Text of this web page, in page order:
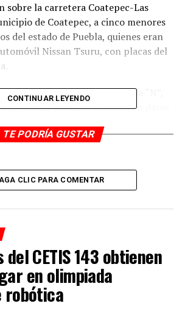
sobre la carretera Coatepec-Las
de Coatepec, a cinco menores
del estado de Puebla, quienes eran
Nissan Tsuru, con placas del
Martín “N” y Herminia “N”,
presencia policiaca intentaron darse
lo que pidieron apoyo para
de origen.
con las personas detenidas,
a las autoridades competentes para
CONTINUAR LEYENDO
TE PODRÍA GUSTAR
CLIC PARA COMENTAR
CETIS 143 obtienen
en olimpiada
robótica